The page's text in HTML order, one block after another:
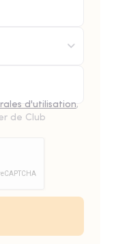
d'utilisation,
de Club